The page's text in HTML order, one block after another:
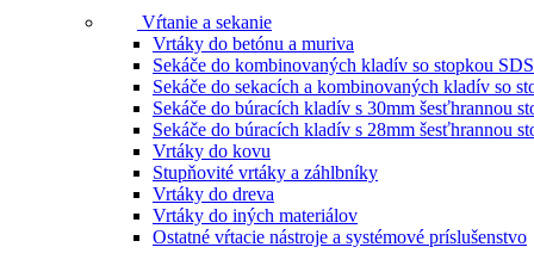
Vŕtanie a sekanie
Vrtáky do betónu a muriva
Sekáče do kombinovaných kladív so stopkou
Sekáče do sekacích a kombinovaných kladív so
Sekáče do búracích kladív s 30mm šesťhrannou
Sekáče do búracích kladív s 28mm šesťhrannou
Vrtáky do kovu
Stupňovité vrtáky a záhlbníky
Vrtáky do dreva
Vrtáky do iných materiálov
Ostatné vŕtacie nástroje a systémové príslušenstvo